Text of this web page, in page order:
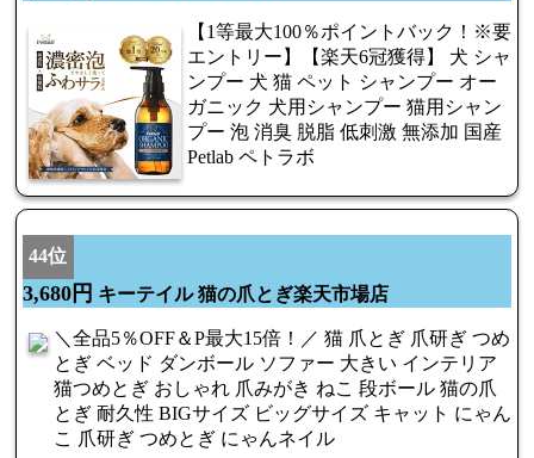
【1等最大100％ポイントバック！※要
エントリー】【楽天6冠獲得】 犬 シャ
ンプー 犬 猫 ペット シャンプー オー
ガニック 犬用シャンプー 猫用シャン
プー 泡 消臭 脱脂 低刺激 無添加 国産
Petlab ペトラボ
44位
3,680円 キーテイル 猫の爪とぎ楽天市場店
＼全品5％OFF＆P最大15倍！／ 猫 爪とぎ 爪研ぎ つめ
とぎ ベッド ダンボール ソファー 大きい インテリア
猫つめとぎ おしゃれ 爪みがき ねこ 段ボール 猫の爪
とぎ 耐久性 BIGサイズ ビッグサイズ キャット にゃん
こ 爪研ぎ つめとぎ にゃんネイル